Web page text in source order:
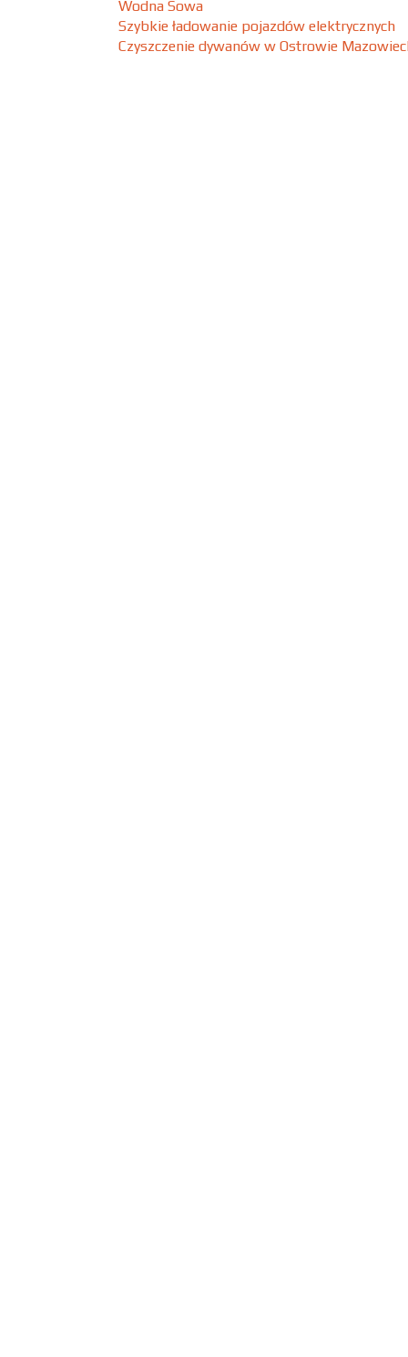
Wodna Sowa
Szybkie ładowanie pojazdów elektrycznych
Czyszczenie dywanów w Ostrowie